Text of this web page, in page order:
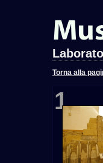
Torna alla
1